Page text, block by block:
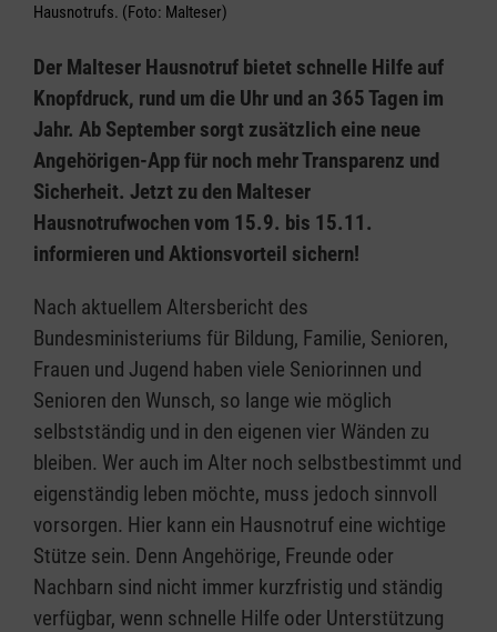
Hausnotrufs. (Foto: Malteser)
Der Malteser Hausnotruf bietet schnelle Hilfe auf
Knopfdruck, rund um die Uhr und an 365 Tagen im
Jahr. Ab September sorgt zusätzlich eine neue
Angehörigen-App für noch mehr Transparenz und
Sicherheit. Jetzt zu den Malteser
Hausnotrufwochen vom 15.9. bis 15.11.
informieren und Aktionsvorteil sichern!
Nach aktuellem Altersbericht des
Bundesministeriums für Bildung, Familie, Senioren,
Frauen und Jugend haben viele Seniorinnen und
Senioren den Wunsch, so lange wie möglich
selbstständig und in den eigenen vier Wänden zu
bleiben. Wer auch im Alter noch selbstbestimmt und
eigenständig leben möchte, muss jedoch sinnvoll
vorsorgen. Hier kann ein Hausnotruf eine wichtige
Stütze sein. Denn Angehörige, Freunde oder
Nachbarn sind nicht immer kurzfristig und ständig
verfügbar, wenn schnelle Hilfe oder Unterstützung